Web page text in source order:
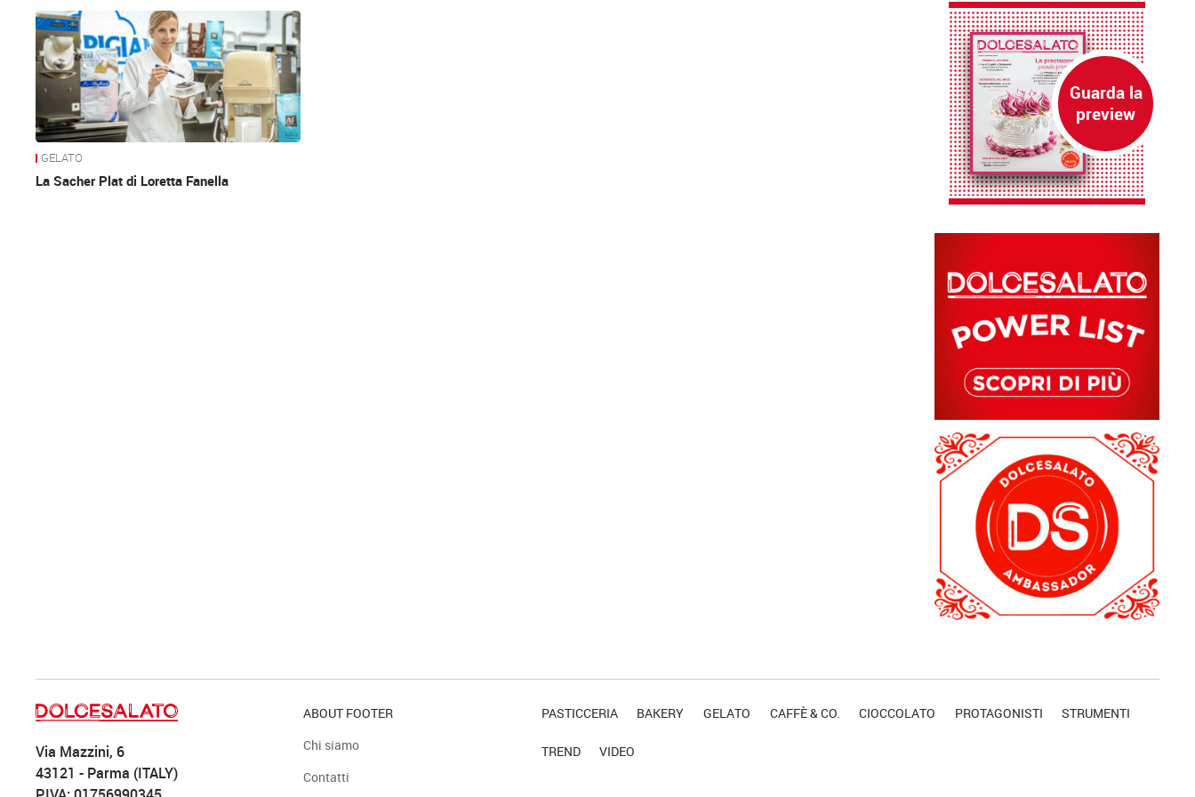
News
GELATO
La Sacher Plat di Loretta Fanella
Via Mazzini, 6
43121 - Parma (ITALY)
ABOUT FOOTER
Chi siamo
Contatti
PASTICCERIA BAKERY GELATO CAFFÈ & CO. CIOCCOLATO PROTAGONISTI STRUMENTI
TREND VIDEO